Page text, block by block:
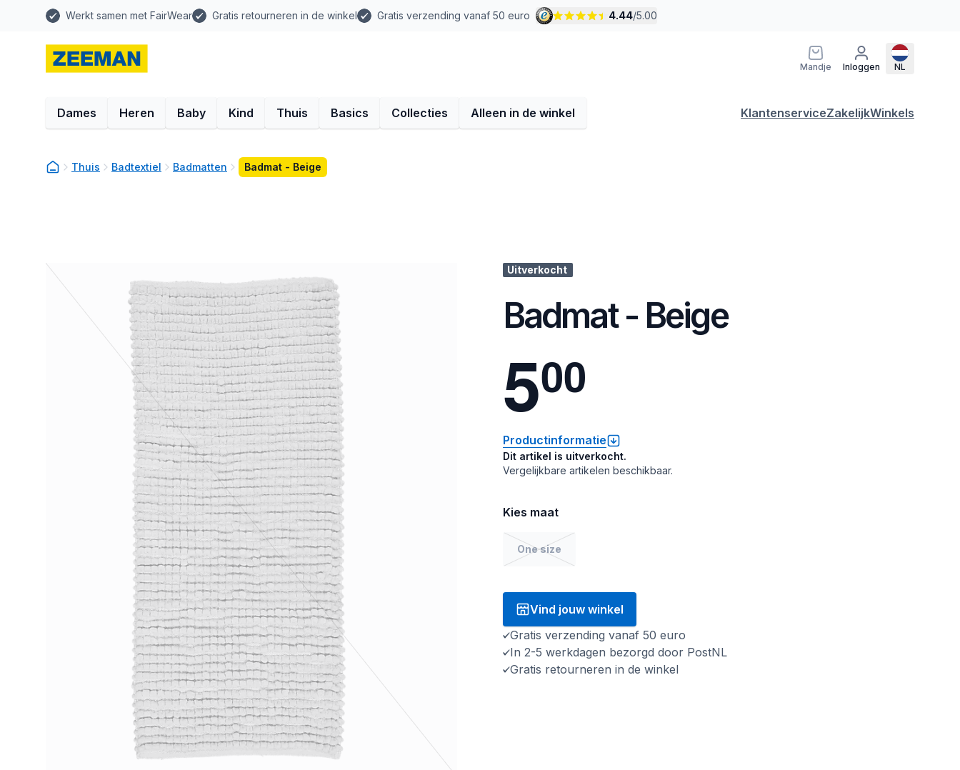
Werkt samen met FairWear Gratis retourneren in de winkel Gratis verzending vanaf 50 euro 4.44/5.00
Mandje Inloggen NL
Dames Heren Baby Kind Thuis Basics Collecties Alleen in de winkel KlantenserviceZakelijkWinkels
Thuis Badtextiel Badmatten Badmat - Beige
Uitverkocht
Badmat - Beige
500
Productinformatie
Dit artikel is uitverkocht.
Vergelijkbare artikelen beschikbaar.
Kies maat
One size
Vind jouw winkel
Gratis verzending vanaf 50 euro
In 2-5 werkdagen bezorgd door PostNL
Gratis retourneren in de winkel